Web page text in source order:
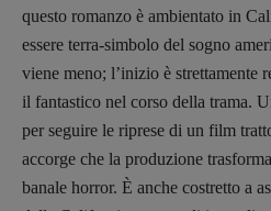
questo romanzo è ambientato in
essere terra-simbolo del sogno
viene meno; l’inizio è strettamente
il fantastico nel corso della trama.
per seguire le riprese di un film
accorge che la produzione
banale horror. È anche costretto a